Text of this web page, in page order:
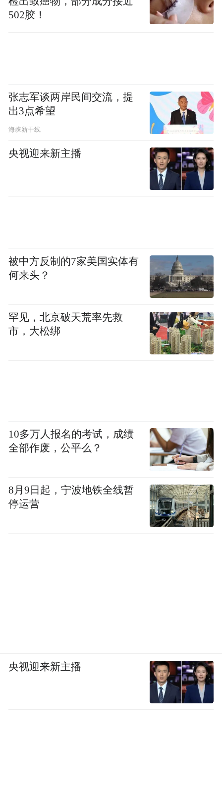
502胶！
张志军谈两岸民间交流，提
出3点希望
海峡新干线
央视迎来新主播
被中方反制的7家美国实体有
何来头？
罕见，北京破天荒率先救
市，大松绑
10多万人报名的考试，成绩
全部作废，公平么？
8月9日起，宁波地铁全线暂
停运营
央视迎来新主播